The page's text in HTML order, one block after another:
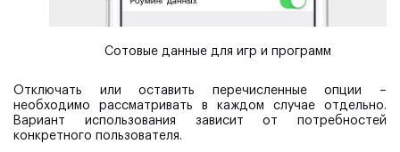
Сотовые данные для игр и программ
Отключать или оставить перечисленные опции –
необходимо рассматривать в каждом случае отдельно.
Вариант использования зависит от потребностей
конкретного пользователя.